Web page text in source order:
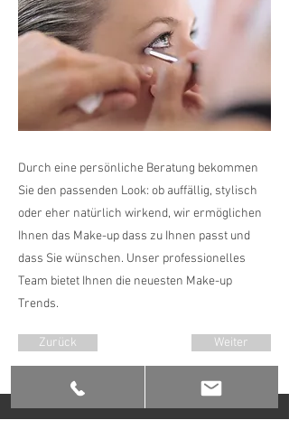
Durch eine persönliche Beratung bekommen
Sie den passenden Look: ob auffällig, stylisch
oder eher natürlich wirkend, wir ermöglichen
Ihnen das Make-up dass zu Ihnen passt und
dass Sie wünschen. Unser professionelles
Team bietet Ihnen die neuesten Make-up
Trends.
Zurück Weiter